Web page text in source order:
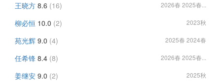
王晓方 8.6 (16) 2026春 2025春...
柳必恒 10.0 (2) 2023秋
苑光辉 9.0 (4) 2025春 2024春
任希锋 8.4 (8) 2026春 2025春...
姜继安 9.0 (2) 2025秋